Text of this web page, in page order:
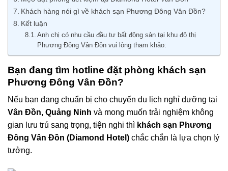
Khách hàng nói gì về khách sạn Phương Đông Vân Đồn?
Kết luận
Anh chị có nhu cầu đầu tư bất động sản tại khu đô thị
Phương Đông Vân Đồn vui lòng tham khảo:
Bạn đang tìm hotline đặt phòng khách sạn
Phương Đông Vân Đồn?
Nếu bạn đang chuẩn bị cho chuyến du lịch nghỉ dưỡng tại
Vân Đồn, Quảng Ninh và mong muốn trải nghiệm không
gian lưu trú sang trọng, tiện nghi thì khách sạn Phương
Đông Vân Đồn (Diamond Hotel) chắc chắn là lựa chọn lý
tưởng.